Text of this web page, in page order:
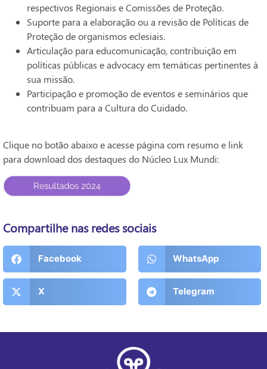
respectivos Regionais e Comissões de Proteção.
Suporte para a elaboração ou a revisão de Políticas de
Proteção de organismos eclesiais.
Articulação para educomunicação, contribuição em
políticas públicas e advocacy em temáticas pertinentes à
sua missão.
Participação e promoção de eventos e seminários que
contribuam para a Cultura do Cuidado.
Clique no botão abaixo e acesse página com resumo e link
para download dos destaques do Núcleo Lux Mundi:
Compartilhe nas redes sociais
Facebook WhatsApp
X Telegram